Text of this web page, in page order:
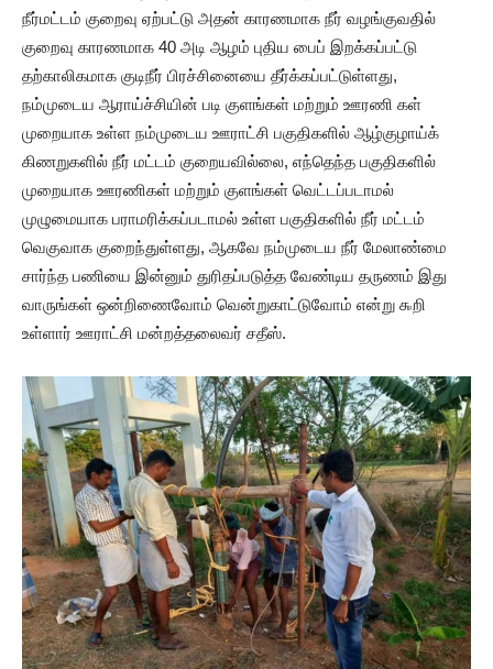
நீர்மட்டம் குறைவு ஏற்பட்டு அதன் காரணமாக நீர் வழங்குவதில்
குறைவு காரணமாக 40 அடி ஆழம் புதிய பைப் இறக்கப்பட்டு
தற்காலிகமாக குடிநீர் பிரச்சினையை தீர்க்கப்பட்டுள்ளது,
நம்முடைய ஆராய்ச்சியின் படி குளங்கள் மற்றும் ஊரணி கள்
முறையாக உள்ள நம்முடைய ஊராட்சி பகுதிகளில் ஆழ்குழாய்க்
கிணறுகளில் நீர் மட்டம் குறையவில்லை, எந்தெந்த பகுதிகளில்
முறையாக ஊரணிகள் மற்றும் குளங்கள் வெட்டப்படாமல்
முழுமையாக பராமரிக்கப்படாமல் உள்ள பகுதிகளில் நீர் மட்டம்
வெகுவாக குறைந்துள்ளது, ஆகவே நம்முடைய நீர் மேலாண்மை
சார்ந்த பணியை இன்னும் துரிதப்படுத்த வேண்டிய தருணம் இது
வாருங்கள் ஒன்றிணைவோம் வென்றுகாட்டுவோம் என்று ௯றி
உள்ளார் ஊராட்சி மன்றத்தலைவர் சதீஸ்.